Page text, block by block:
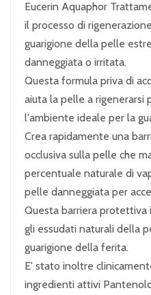
Eucerin Aquaphor
il processo di
guarigione della pelle
danneggiata o irritata.
Questa formula priva di
aiuta la pelle a rigenerarsi
l'ambiente ideale per la
Crea rapidamente una
occlusiva sulla pelle che
percentuale naturale di
pelle danneggiata per
Questa barriera
gli essudati naturali della
guarigione della ferita.
E' stato inoltre
ingredienti attivi